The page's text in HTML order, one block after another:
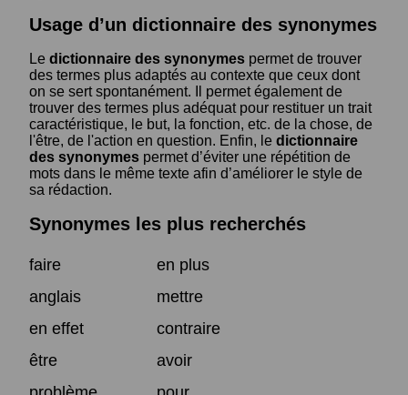
Usage d’un dictionnaire des synonymes
Le dictionnaire des synonymes permet de trouver
des termes plus adaptés au contexte que ceux dont
on se sert spontanément. Il permet également de
trouver des termes plus adéquat pour restituer un trait
caractéristique, le but, la fonction, etc. de la chose, de
l'être, de l'action en question. Enfin, le dictionnaire
des synonymes permet d’éviter une répétition de
mots dans le même texte afin d’améliorer le style de
sa rédaction.
Synonymes les plus recherchés
faire
en plus
anglais
mettre
en effet
contraire
être
avoir